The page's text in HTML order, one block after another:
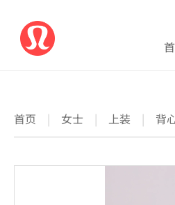
首页 | 女士 | 上装 | 背